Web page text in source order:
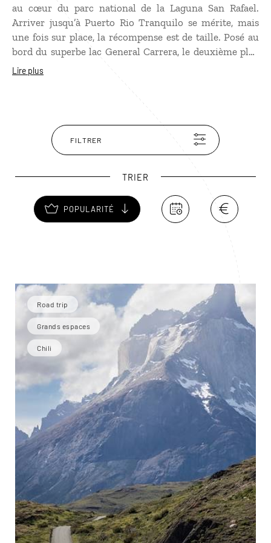
au cœur du parc national de la Laguna San Rafael.
Arriver jusqu’à Puerto Rio Tranquilo se mérite, mais
une fois sur place, la récompense est de taille. Posé au
bord du superbe lac General Carrera, le deuxième plus
grand lac d’Amérique du Sud, Puerto Rio Tranquilo
Lire plus
FILTRER
TRIER
POPULARITÉ
Road trip
Grands espaces
Chili